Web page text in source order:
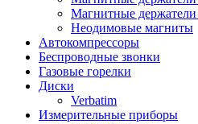
Магнитные держатели
Неодимовые магниты
Автокомпрессоры
Беспроводные звонки
Газовые горелки
Диски
Verbatim
Измерительные приборы